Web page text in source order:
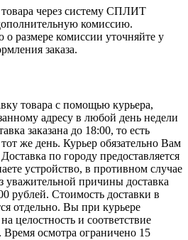
через систему СПЛИТ
комиссию.
размере комиссии уточняйте у
заказа.
товара с помощью курьера,
адресу в любой день недели
заказана до 18:00, то есть
же день. Курьер обязательно Вам
по городу предоставляется
устройство, в противном случае
уважительной причины доставка
рублей. Стоимость доставки в
отдельно. Вы при курьере
целостность и соответствие
осмотра ограничено 15